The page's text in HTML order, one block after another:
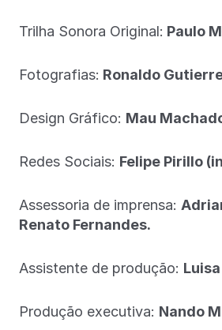
Trilha Sonora Original: Paulo
Fotografias: Ronaldo
Design Gráfico: Mau
Redes Sociais: Felipe Pirillo
Assessoria de imprensa:
Renato Fernandes.
Assistente de produção:
Produção executiva: Nando